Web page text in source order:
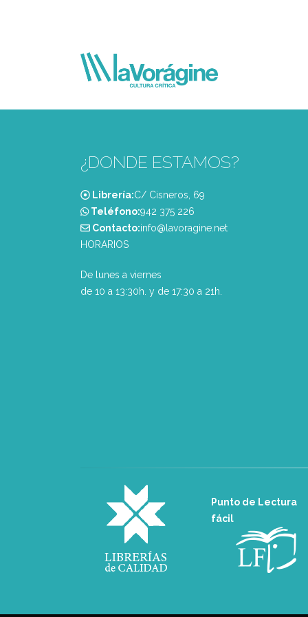
¿DONDE ESTAMOS?
Librería:C/ Cisneros, 69
Teléfono:‭942 375 226‬
Contacto:info@lavoragine.net
HORARIOS
De lunes a viernes
de 10 a 13:30h. y de 17:30 a 21h.
Punto de Lectura
fácil